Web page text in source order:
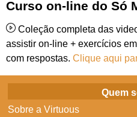
Curso on-line do Só
Coleção completa das
assistir on-line + exercícios
com respostas. Clique aqui
Quem
Sobre a Virtuous